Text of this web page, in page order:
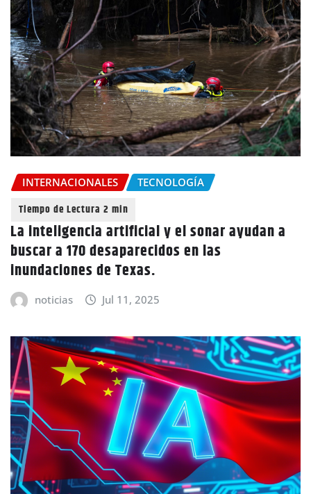
INTERNACIONALES TECNOLOGÍA
La inteligencia artificial y el sonar ayudan a
buscar a 170 desaparecidos en las
inundaciones de Texas.
noticias Jul 11, 2025